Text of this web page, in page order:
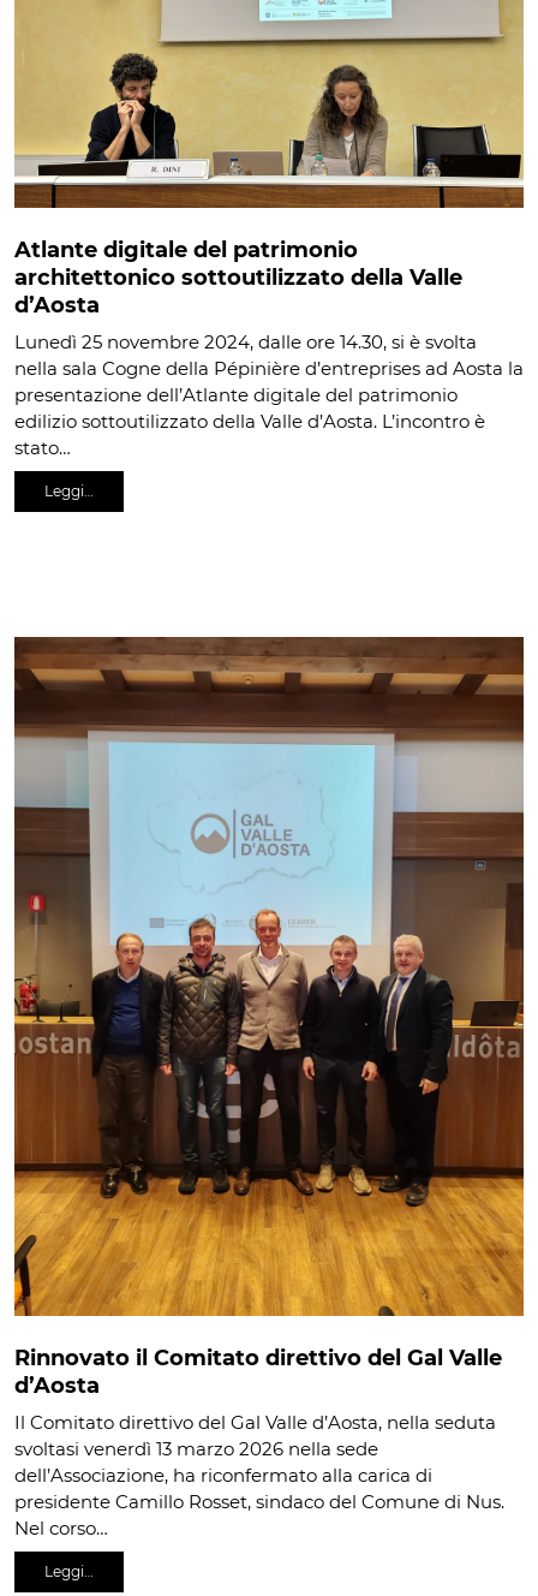
Atlante digitale del patrimonio
architettonico sottoutilizzato della Valle
d’Aosta
Lunedì 25 novembre 2024, dalle ore 14.30, si è svolta
nella sala Cogne della Pépinière d’entreprises ad Aosta la
presentazione dell’Atlante digitale del patrimonio
edilizio sottoutilizzato della Valle d’Aosta. L’incontro è
stato…
Leggi…
Rinnovato il Comitato direttivo del Gal Valle
d’Aosta
Il Comitato direttivo del Gal Valle d’Aosta, nella seduta
svoltasi venerdì 13 marzo 2026 nella sede
dell’Associazione, ha riconfermato alla carica di
presidente Camillo Rosset, sindaco del Comune di Nus.
Nel corso…
Leggi…